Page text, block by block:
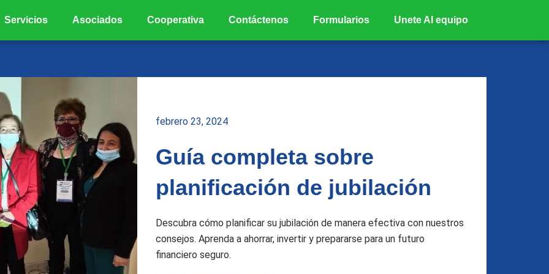
Servicios Asociados Cooperativa Contáctenos Formularios Unete Al equipo
febrero 23, 2024
Guía completa sobre
planificación de jubilación
Descubra cómo planificar su jubilación de manera efectiva con nuestros
consejos. Aprenda a ahorrar, invertir y prepararse para un futuro
financiero seguro.